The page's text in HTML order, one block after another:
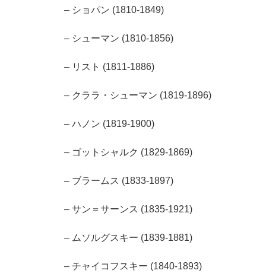
– ショパン (1810-1849)
– シューマン (1810-1856)
– リスト (1811-1886)
– クララ・シューマン (1819-1896)
– ハノン (1819-1900)
– ゴットシャルク (1829-1869)
– ブラームス (1833-1897)
– サン＝サーンス (1835-1921)
– ムソルグスキー (1839-1881)
– チャイコフスキー (1840-1893)